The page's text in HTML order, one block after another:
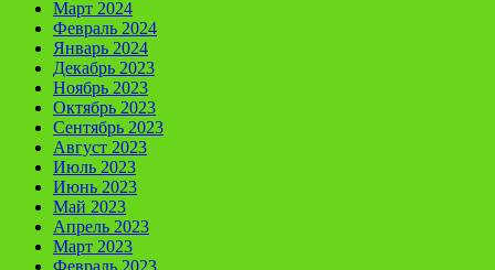
Март 2024
Февраль 2024
Январь 2024
Декабрь 2023
Ноябрь 2023
Октябрь 2023
Сентябрь 2023
Август 2023
Июль 2023
Июнь 2023
Май 2023
Апрель 2023
Март 2023